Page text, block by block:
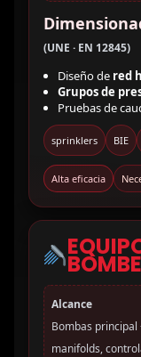
(UNE · EN 12845)
Diseño de red
Grupos de
Pruebas de
sprinklers BIE
Alta eficacia
Alcance
Bombas principal
manifolds,